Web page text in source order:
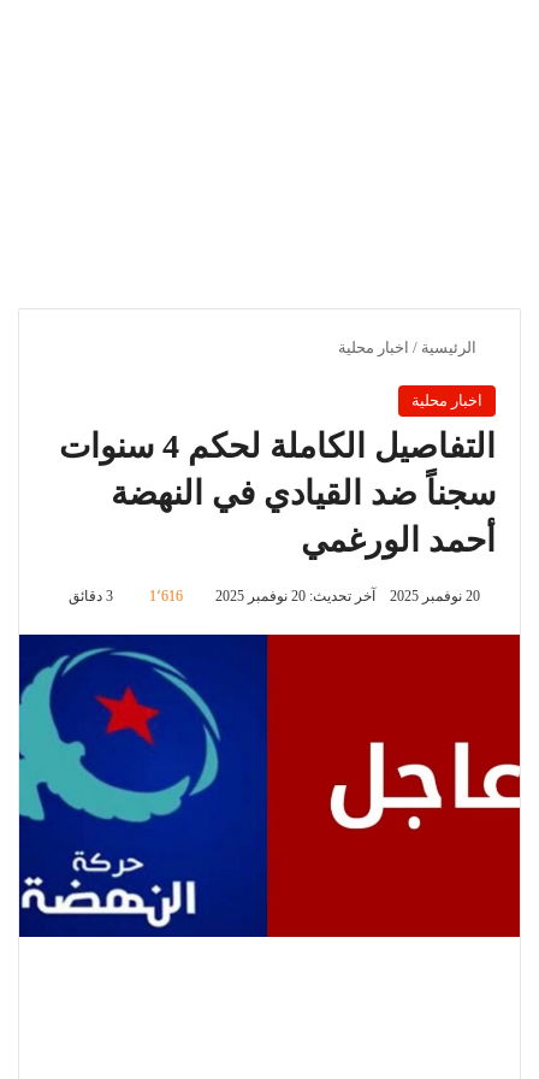
الرئيسية / اخبار محلية
اخبار محلية
التفاصيل الكاملة لحكم 4 سنوات
سجناً ضد القيادي في النهضة
أحمد الورغمي
20 نوفمبر 2025 آخر تحديث: 20 نوفمبر 2025 1٬616